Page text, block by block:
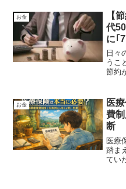
所
ます
お金
【
代
に｢
日々
うこ
節約
てい
用し
かを
資ま
けで
お金
医
費
断
医療
踏ま
てい